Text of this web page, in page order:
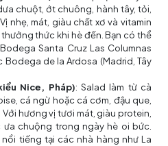
chuột, ớt chuông, hành tây, tỏi,
nhẹ, mát, giàu chất xơ và vitamin
thức khi hè đến. Bạn có thể
Santa Cruz Las Columnas
Bodega de la Ardosa (Madrid, Tây
Nice, Pháp): Salad làm từ cà
cá ngừ hoặc cá cơm, đậu que,
hương vị tươi mát, giàu protein,
chuộng trong ngày hè oi bức.
tiếng tại các nhà hàng như La